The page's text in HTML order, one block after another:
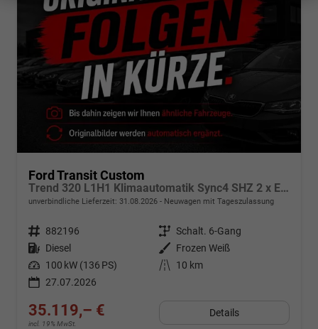
Ford Transit Custom
Trend 320 L1H1 Klimaautomatik Sync4 SHZ 2 x Einparkhilfe Kamera 5JG
unverbindliche Lieferzeit: 31.08.2026 Neuwagen mit Tageszulassung
Fahrzeugnr. 882196 Getriebe Schalt. 6-Gang
Kraftstoff Diesel Außenfarbe
Frozen Weiß
Leistung 100 kW (136 PS) Kilometerstand
10 km
27.07.2026
35.119,– €
incl. 19% MwSt.
Details